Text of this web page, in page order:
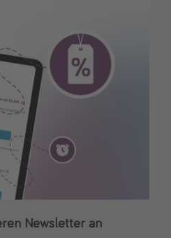
Newsletter an